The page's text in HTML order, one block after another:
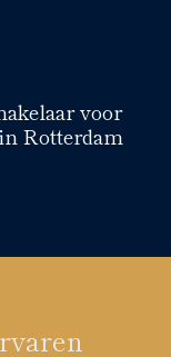
voor
Rotterdam